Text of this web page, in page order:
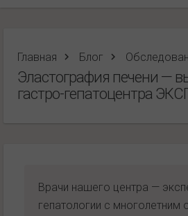
Главная Блог
Эластография печени —
гастро-гепатоцентра
Врачи нашего центра —
гепатологии с многолетним